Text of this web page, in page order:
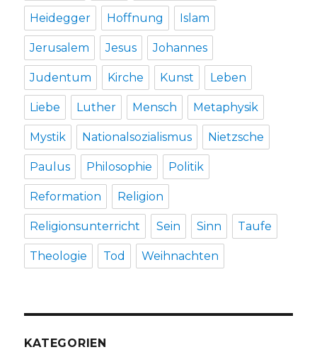
Heidegger Hoffnung Islam
Jerusalem Jesus Johannes
Judentum Kirche Kunst Leben
Liebe Luther Mensch Metaphysik
Mystik Nationalsozialismus Nietzsche
Paulus Philosophie Politik
Reformation Religion
Religionsunterricht Sein Sinn Taufe
Theologie Tod Weihnachten
KATEGORIEN